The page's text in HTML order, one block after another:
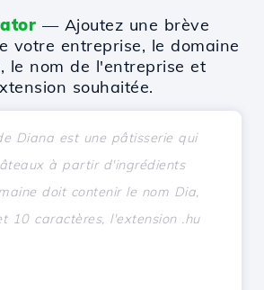
— Ajoutez une brève
votre entreprise, le domaine
le nom de l'entreprise et
souhaitée.